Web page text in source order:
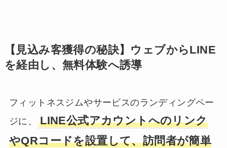
【見込み客獲得の秘訣】ウェブからLINE
を経由し、無料体験へ誘導
フィットネスジムやサービスのランディングペー
ジに、
LINE公式アカウントへのリンク
やQRコードを設置して、訪問者が簡単